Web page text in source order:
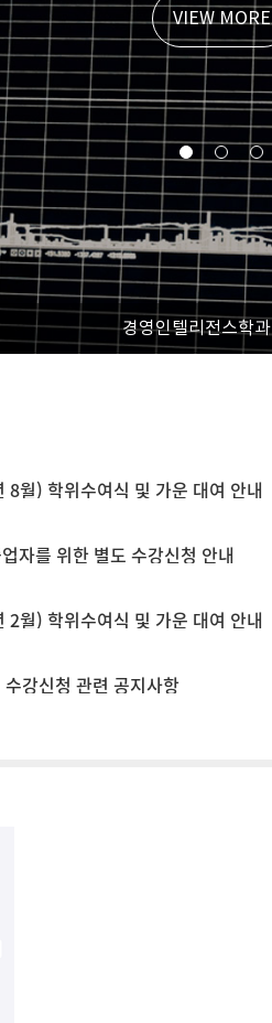
VIEW MORE
경영인텔리전스학과
월) 학위수여식 및 가운 대여 안내
자를 위한 별도 수강신청 안내
월) 학위수여식 및 가운 대여 안내
강신청 관련 공지사항